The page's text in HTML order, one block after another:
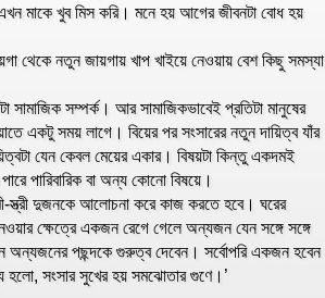
মাকে খুব মিস করি। মনে হয় আগের জীবনটা বোধ হয়
থেকে নতুন জায়গায় খাপ খাইয়ে নেওয়ায় বেশ কিছু সমস্যা
সামাজিক সম্পর্ক। আর সামাজিকভাবেই প্রতিটা মানুষের
একটু সময় লাগে। বিয়ের পর সংসারের নতুন দায়িত্ব যাঁর
যেন কেবল মেয়ের একার। বিষয়টা কিন্তু একদমই
পারিবারিক বা অন্য কোনো বিষয়ে।
স্ত্রী দুজনকে আলোচনা করে কাজ করতে হবে। ঘরের
ক্ষেত্রে একজন রেগে গেলে অন্যজন যেন সঙ্গে সঙ্গে
পছন্দকে গুরুত্ব দেবেন। সর্বোপরি একজন হবেন
সংসার সুখের হয় সমঝোতার গুণে।’